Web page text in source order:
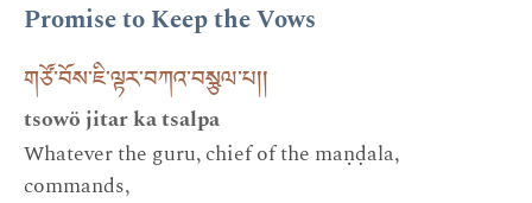
Promise to Keep the Vows
གཙོ་བོས་ཇི་ལྟར་བཀའ་བསྩལ་པ། །
tsowö jitar ka tsalpa
Whatever the guru, chief of the maṇḍala,
commands,